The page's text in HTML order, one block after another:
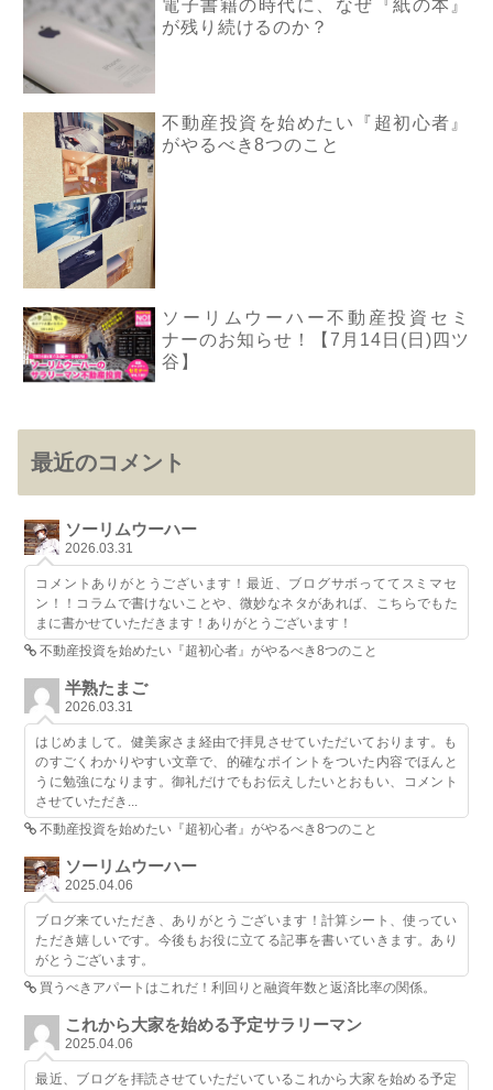
電子書籍の時代に、なぜ『紙の本』
が残り続けるのか？
不動産投資を始めたい『超初心者』
がやるべき8つのこと
ソーリムウーハー不動産投資セミ
ナーのお知らせ！【7月14日(日)四ツ
谷】
最近のコメント
ソーリムウーハー
2026.03.31
コメントありがとうございます！最近、ブログサボっててスミマセ
ン！！コラムで書けないことや、微妙なネタがあれば、こちらでもた
まに書かせていただきます！ありがとうございます！
不動産投資を始めたい『超初心者』がやるべき8つのこと
半熟たまご
2026.03.31
はじめまして。健美家さま経由で拝見させていただいております。も
のすごくわかりやすい文章で、的確なポイントをついた内容でほんと
うに勉強になります。御礼だけでもお伝えしたいとおもい、コメント
させていただき...
不動産投資を始めたい『超初心者』がやるべき8つのこと
ソーリムウーハー
2025.04.06
ブログ来ていただき、ありがとうございます！計算シート、使ってい
ただき嬉しいです。今後もお役に立てる記事を書いていきます。あり
がとうございます。
買うべきアパートはこれだ！利回りと融資年数と返済比率の関係。
これから大家を始める予定サラリーマン
2025.04.06
最近、ブログを拝読させていただいているこれから大家を始める予定